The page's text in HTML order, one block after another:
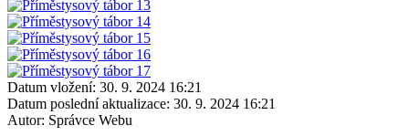
Datum vložení: 30. 9. 2024 16:21
Datum poslední aktualizace: 30. 9. 2024 16:21
Autor: Správce Webu